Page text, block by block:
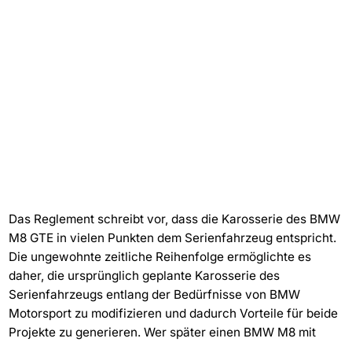
Das Reglement schreibt vor, dass die Karosserie des BMW
M8 GTE in vielen Punkten dem Serienfahrzeug entspricht.
Die ungewohnte zeitliche Reihenfolge ermöglichte es
daher, die ursprünglich geplante Karosserie des
Serienfahrzeugs entlang der Bedürfnisse von BMW
Motorsport zu modifizieren und dadurch Vorteile für beide
Projekte zu generieren. Wer später einen BMW M8 mit